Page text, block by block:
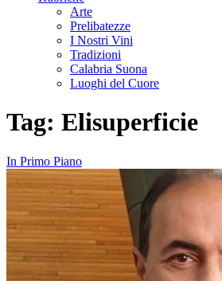
Arte
Prelibatezze
I Nostri Vini
Tradizioni
Calabria Suona
Luoghi del Cuore
Tag: Elisuperficie
In Primo Piano